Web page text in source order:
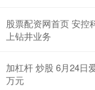
股票配资网首页 安控
上钻井业务
加杠杆 炒股 6月24日
万元